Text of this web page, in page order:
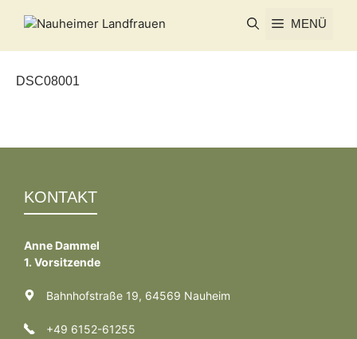
Inhalt
MENÜ
DSC08001
KONTAKT
Anne Dammel
1. Vorsitzende
Bahnhofstraße 19, 64569 Nauheim
+49 6152-61255